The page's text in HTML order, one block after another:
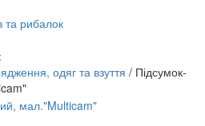
та рибалок
одяг та взуття / Підсумок-